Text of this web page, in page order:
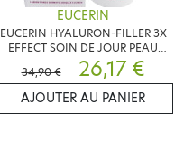
EUCERIN
EUCERIN HYALURON-FILLER 3X
EFFECT SOIN DE JOUR PEAU
NORMALE A MIXTE
34,90 € 26,17 €
AJOUTER AU PANIER